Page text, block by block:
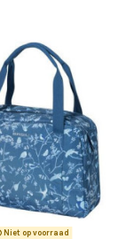
Niet op voorraad